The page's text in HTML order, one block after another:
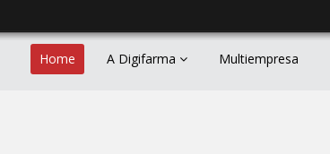
Home A Digifarma Multiempresa